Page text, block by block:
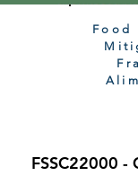
Food
FSSC22000 -